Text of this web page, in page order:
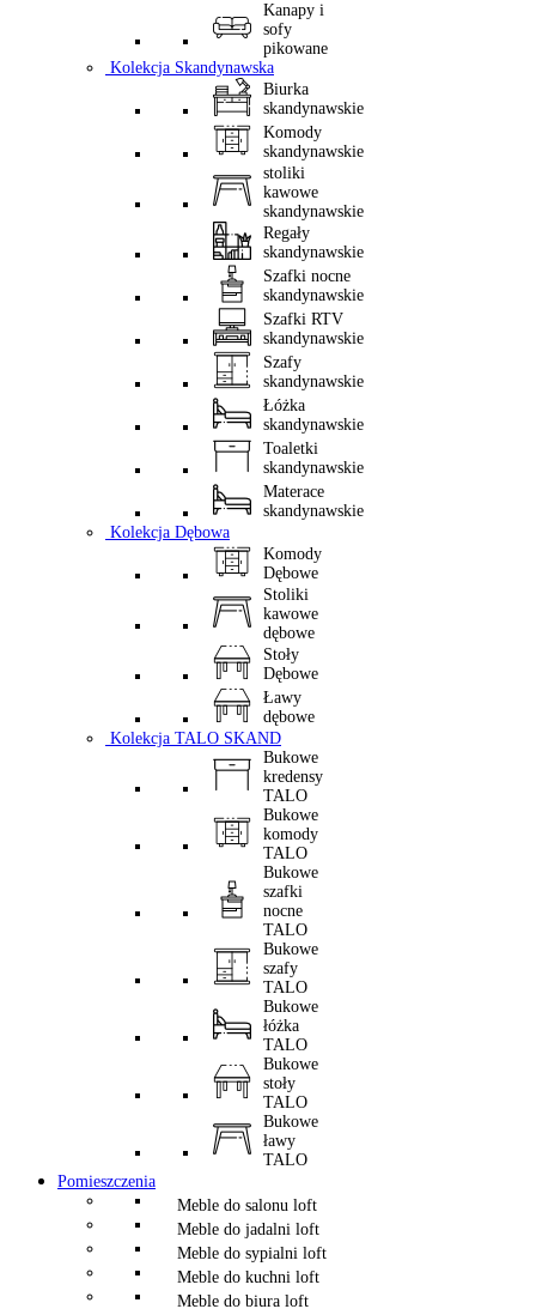
Kanapy i
sofy
pikowane
Kolekcja Skandynawska
Biurka
skandynawskie
Komody
skandynawskie
stoliki
kawowe
skandynawskie
Regały
skandynawskie
Szafki nocne
skandynawskie
Szafki RTV
skandynawskie
Szafy
skandynawskie
Łóżka
skandynawskie
Toaletki
skandynawskie
Materace
skandynawskie
Kolekcja Dębowa
Komody
Dębowe
Stoliki
kawowe
dębowe
Stoły
Dębowe
Ławy
dębowe
Kolekcja TALO SKAND
Bukowe
kredensy
TALO
Bukowe
komody
TALO
Bukowe
szafki
nocne
TALO
Bukowe
szafy
TALO
Bukowe
łóżka
TALO
Bukowe
stoły
TALO
Bukowe
ławy
TALO
Pomieszczenia
Meble do salonu loft
Meble do jadalni loft
Meble do sypialni loft
Meble do kuchni loft
Meble do biura loft